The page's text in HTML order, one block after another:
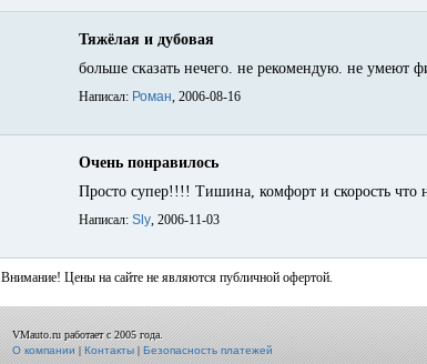
Тяжёлая и дубовая
больше сказать нечего. не рекомендую. не умеют
Написал: Роман, 2006-08-16
Очень понравилось
Просто супер!!!! Тишина, комфорт и скорость что
Написал: Sly, 2006-11-03
Внимание! Цены на сайте не являются публичной офертой.
VMauto.ru работает с 2005 года.
О компании|Контакты|Безопасность платежей